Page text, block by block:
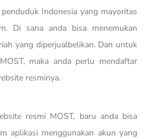
Indonesia yang mayoritas
Di sana anda bisa menemukan
yang diperjualbelikan. Dan untuk
maka anda perlu mendaftar
resminya.
resmi MOST, baru anda bisa
aplikasi menggunakan akun yang